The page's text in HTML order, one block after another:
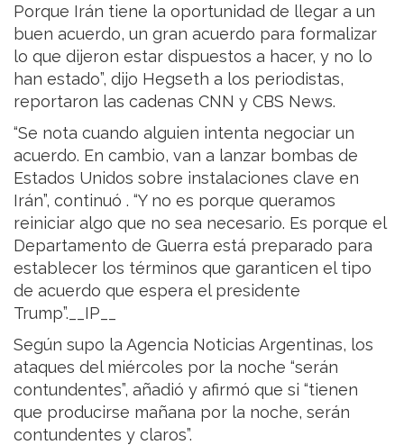
Porque Irán tiene la oportunidad de llegar a un
buen acuerdo, un gran acuerdo para formalizar
lo que dijeron estar dispuestos a hacer, y no lo
han estado”, dijo Hegseth a los periodistas,
reportaron las cadenas CNN y CBS News.
“Se nota cuando alguien intenta negociar un
acuerdo. En cambio, van a lanzar bombas de
Estados Unidos sobre instalaciones clave en
Irán”, continuó . “Y no es porque queramos
reiniciar algo que no sea necesario. Es porque el
Departamento de Guerra está preparado para
establecer los términos que garanticen el tipo
de acuerdo que espera el presidente
Trump”.__IP__
Según supo la Agencia Noticias Argentinas, los
ataques del miércoles por la noche “serán
contundentes”, añadió y afirmó que si “tienen
que producirse mañana por la noche, serán
contundentes y claros”.